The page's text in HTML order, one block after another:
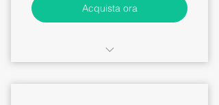
Acquista ora